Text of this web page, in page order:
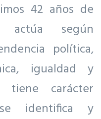
42 años de
actúa según
política,
igualdad y
carácter
identifica y